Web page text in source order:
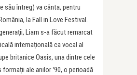
său întreg) va cânta, pentru
la Fall in Love Festival.
Liam s-a făcut remarcat
internațională ca vocal al
britanice Oasis, una dintre cele
ale anilor ‛90, o perioadă